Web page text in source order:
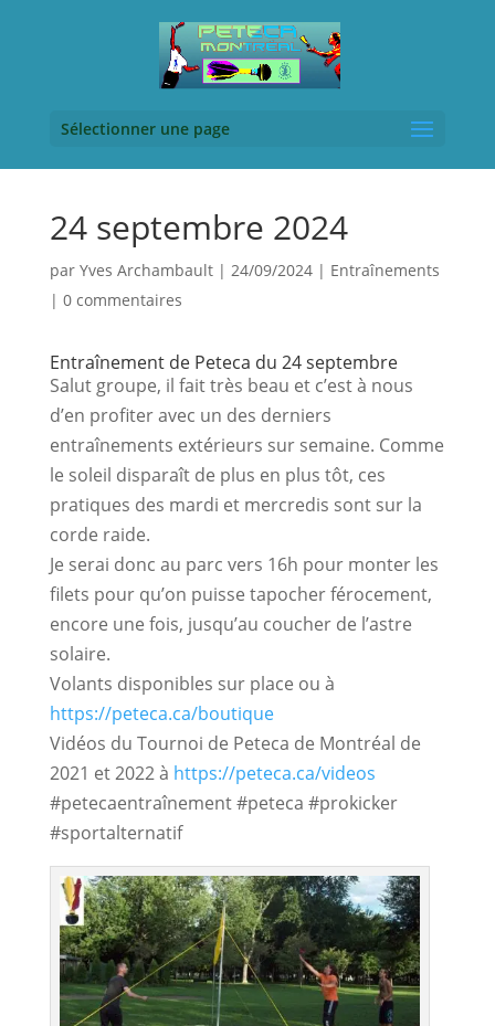
Sélectionner une page
24 septembre 2024
par Yves Archambault| 24/09/2024| Entraînements
| 0 commentaires
Entraînement de Peteca du 24 septembre
Salut groupe, il fait très beau et c’est à nous
d’en profiter avec un des derniers
entraînements extérieurs sur semaine. Comme
le soleil disparaît de plus en plus tôt, ces
pratiques des mardi et mercredis sont sur la
corde raide.
Je serai donc au parc vers 16h pour monter les
filets pour qu’on puisse tapocher férocement,
encore une fois, jusqu’au coucher de l’astre
solaire.
Volants disponibles sur place ou à
https://peteca.ca/boutique
Vidéos du Tournoi de Peteca de Montréal de
2021 et 2022 à https://peteca.ca/videos
#petecaentraînement #peteca #prokicker
#sportalternatif